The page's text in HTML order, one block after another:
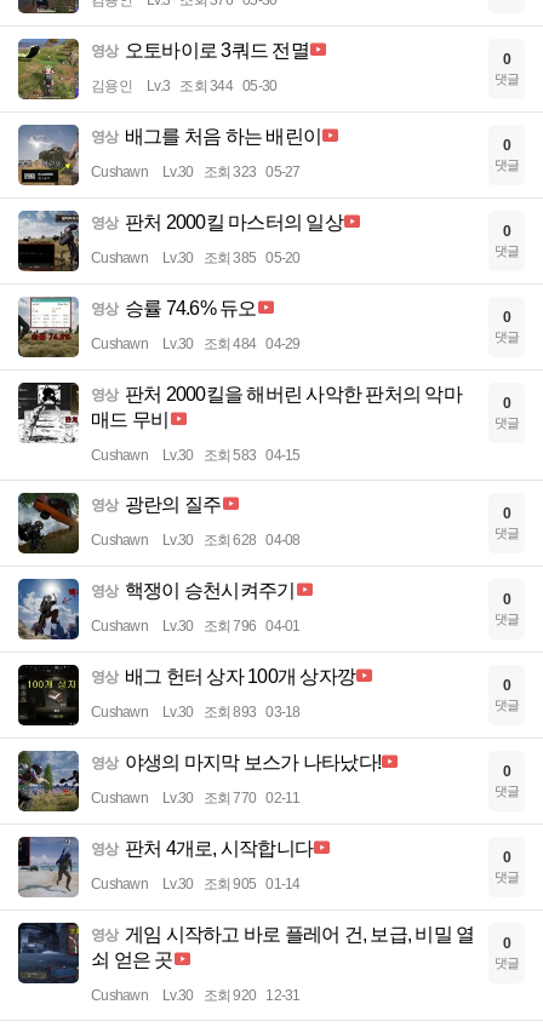
영상 오토바이로 3쿼드 전멸
김용인 Lv.3 조회 344 05-30
0
댓글
영상 배그를 처음 하는 배린이
Cushawn Lv.30 조회 323 05-27
0
댓글
영상 판처 2000킬 마스터의 일상
Cushawn Lv.30 조회 385 05-20
0
댓글
영상 승률 74.6% 듀오
Cushawn Lv.30 조회 484 04-29
0
댓글
영상 판처 2000킬을 해버린 사악한 판처의 악마
매드 무비
Cushawn Lv.30 조회 583 04-15
0
댓글
영상 광란의 질주
Cushawn Lv.30 조회 628 04-08
0
댓글
영상 핵쟁이 승천시켜주기
Cushawn Lv.30 조회 796 04-01
0
댓글
영상 배그 헌터 상자 100개 상자깡
Cushawn Lv.30 조회 893 03-18
0
댓글
영상 야생의 마지막 보스가 나타났다!
Cushawn Lv.30 조회 770 02-11
0
댓글
영상 판처 4개로, 시작합니다
Cushawn Lv.30 조회 905 01-14
0
댓글
영상 게임 시작하고 바로 플레어 건, 보급, 비밀 열
쇠 얻은 곳
Cushawn Lv.30 조회 920 12-31
0
댓글